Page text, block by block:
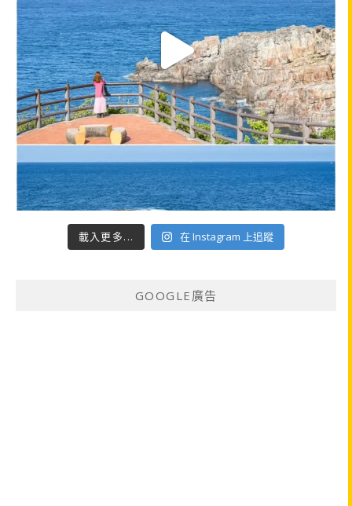
載入更多... 在 Instagram 上追蹤
GOOGLE廣告